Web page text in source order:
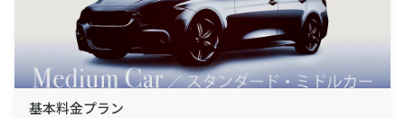
基本料金プラン